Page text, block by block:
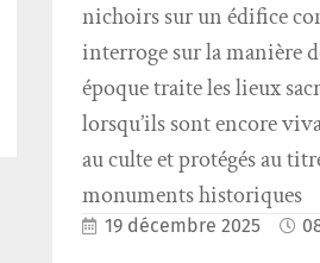
nichoirs sur un édifice
interroge sur la manière
époque traite les lieux
lorsqu’ils sont encore
au culte et protégés au
monuments historiques
19 décembre 2025